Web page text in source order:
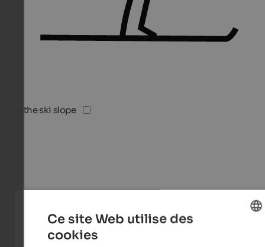
On the ski slope
Ce site Web utilise des
cookies